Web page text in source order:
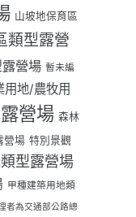
山坡地保育區
類型露營
營場 暫未編
用地/農牧用
營場 森林
營場 特別景觀
型露營場
甲種建築用地類
者為交通部公路總